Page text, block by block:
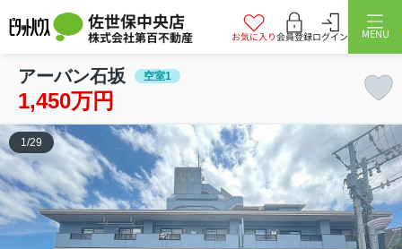
佐世保中央店
株式会社第百不動産 お気に入り会員登録ログイン MENU
アーバン石坂 空室1
1,450万円
1 /29